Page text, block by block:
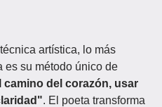
artística, lo más
es su método único de
camino del corazón, usar
. El poeta transforma